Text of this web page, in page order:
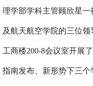
理学部学科主管顾欣星
及航天航空学院的三位
工商楼200-8会议室开展
指南发布、新形势下三